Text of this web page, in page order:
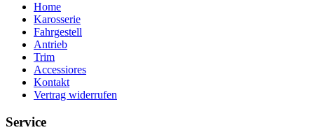
Home
Karosserie
Fahrgestell
Antrieb
Trim
Accessiores
Kontakt
Vertrag widerrufen
Service